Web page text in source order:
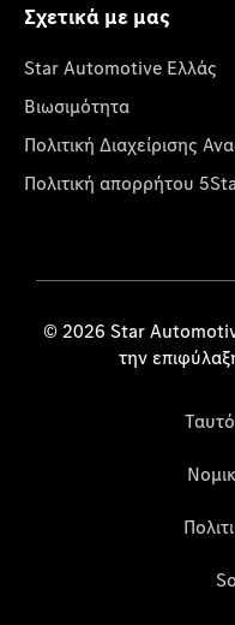
Σχετικά με μας
Star Automotive Ελλάς
Βιωσιμότητα
Πολιτική Διαχείρισης
Πολιτική απορρήτου
© 2026 Star
την